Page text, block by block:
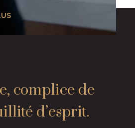
complice de
d’esprit.